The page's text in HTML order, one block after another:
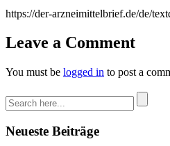
https://der-arzneimittelbrief.de/de/
Leave a Comment
You must be logged in to post a
Neueste Beiträge